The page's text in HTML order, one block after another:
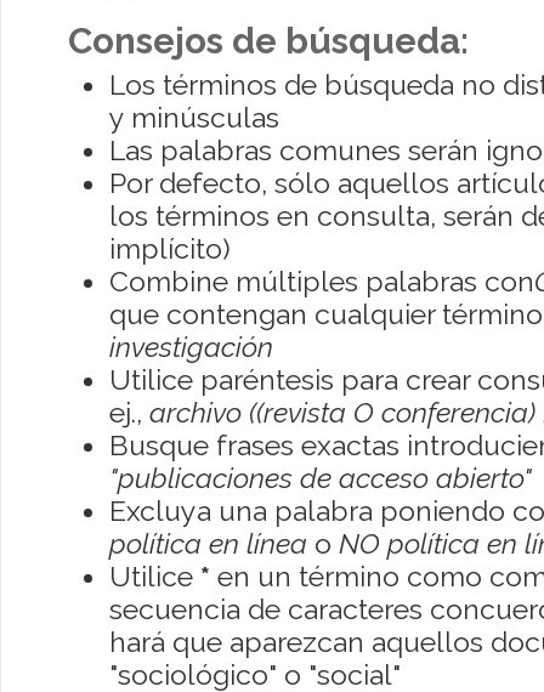
Consejos de búsqueda:
Los términos de búsqueda no
y minúsculas
Las palabras comunes serán
Por defecto, sólo aquellos
los términos en consulta, serán
implícito)
Combine múltiples palabras con
que contengan cualquier
investigación
Utilice paréntesis para crear
ej., archivo ((revista O conferencia)
Busque frases exactas
"publicaciones de acceso abierto"
Excluya una palabra poniendo
política en línea o NO política en
Utilice * en un término como
secuencia de caracteres
hará que aparezcan aquellos
"sociológico" o "social"